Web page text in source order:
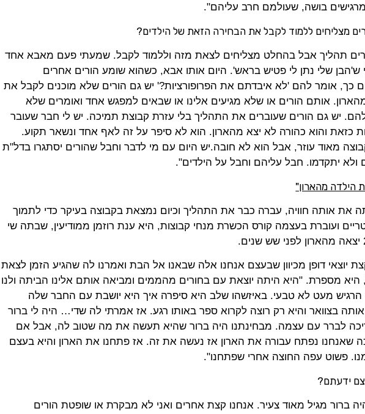
בושה, שעולמם חרב עליהם".
מצליחים ללמוד לקבל את הבחירה הזאת של הילדים?
תהליך אבל בהחלט מצליחים לצאת מזה וללמוד לקבל. שמעתי פעם מאבא אחד
שלי נתן לי פטיש בראש'. היום אותו אבא, כשהוא שומע הורים אחרים
כך, אומר להם 'לא איבדתם את הפרופורציות?' יש גם הורים שלא מוכנים לקבל את
אותם הורים או שלא מגיעים אלינו או שבאים למפגש אחד ואומרים שלא
יש גם הורים שעוברים את התהליך בלי עזרת קבוצת תמיכה. יש לי חבר שעובר
כזאת והוא כהורה לא יצא מהארון. הוא לא סיפר על זה לאף אחד ונשאר תקוע.
מאוד עוזר, אבל הוא לא חובה.יש היום עם מי לדבר וחבל שהורים יסתגרו בדל"ת
ולא יתקדמו. חבל עליהם וחבל על הילדים".
הילדה מהארון"
את אותה חוויה, עברה כבר את התהליך וכיום נמצאת בקבוצה בעיקר כדי לתמוך
ועוברת בעצמה קורס הכשרת מנחי קבוצות, היא ענת רוזמן ממודיעין, שבתה שי
יוצאי דופן מכיוון שבעצם אנחנו אלה שבאנו אל הבת ואמרנו לה שהגיע הזמן לצאת
היא מספרת. "היא היתה יוצאת עם בחורים מהממים ומביאה אותם אלינו הביתה ולנו
הרגיש מעט לא טבעי. באיזשהו שלב היא סיפרה איך היא יושבת עם החבר שלה
בצוואר והיא רק רוצה לקרוא ספר באותו רגע. אז אמרתי לה שדי… היה לי ברור
לברר עם עצמה. מבחינתנו היה ברור שהיא תעשה את מה שטוב לה, אבל אם
שאנחנו נפתח עבורה את הארון אז נעשה את זה. אז פתחנו את הארון והיא בעצם
פשוט עפה החוצה אחרי שפתחנו".
ידעתם?
ברור מגיל מאוד צעיר. אנחנו קצת אחרים ואני לא מבקרת או שופטת הורים